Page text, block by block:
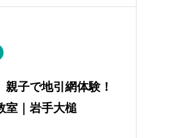
親子で地引網体験！
室｜岩手大槌